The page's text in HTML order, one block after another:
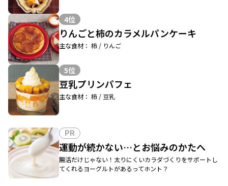
4位
りんごと柿のカラメルパンケーキ
主な食材： 柿 / りんご
5位
豆乳プリンパフェ
主な食材： 柿 / 豆乳
PR
運動が続かない…とお悩みのかたへ
腸活だけじゃない！太りにくいカラダづくりをサポートし
てくれるヨーグルトがあるってホント？